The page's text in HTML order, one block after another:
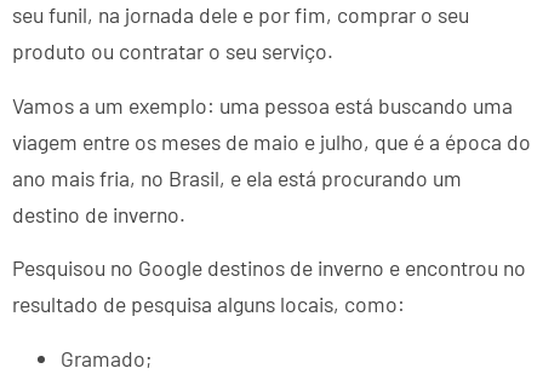
seu funil, na jornada dele e por fim, comprar o seu
produto ou contratar o seu serviço.
Vamos a um exemplo: uma pessoa está buscando uma
viagem entre os meses de maio e julho, que é a época do
ano mais fria, no Brasil, e ela está procurando um
destino de inverno.
Pesquisou no Google destinos de inverno e encontrou no
resultado de pesquisa alguns locais, como:
Gramado;